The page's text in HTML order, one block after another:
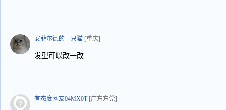
安菲尔德的一只猫 [重庆]
发型可以改一改
有态度网友04MX0T [广东东莞]